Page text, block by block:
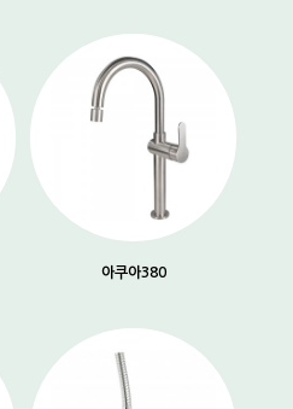
아쿠아380